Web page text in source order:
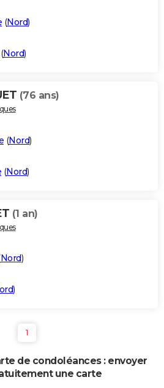
(Nord)
(Nord)
(76 ans)
(Nord)
(Nord)
(1 an)
Nord)
)
1
de condoléances : envoyer
une carte